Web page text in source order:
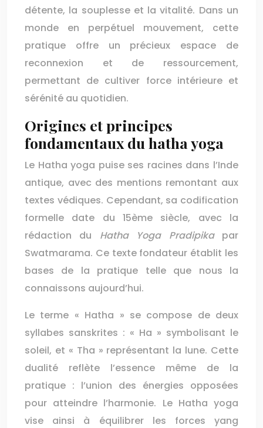
détente, la souplesse et la vitalité. Dans un
monde en perpétuel mouvement, cette
pratique offre un précieux espace de
reconnexion et de ressourcement,
permettant de cultiver force intérieure et
sérénité au quotidien.
Origines et principes
fondamentaux du hatha yoga
Le Hatha yoga puise ses racines dans l’Inde
antique, avec des mentions remontant aux
textes védiques. Cependant, sa codification
formelle date du 15ème siècle, avec la
rédaction du Hatha Yoga Pradipika par
Swatmarama. Ce texte fondateur établit les
bases de la pratique telle que nous la
connaissons aujourd’hui.
Le terme « Hatha » se compose de deux
syllabes sanskrites : « Ha » symbolisant le
soleil, et « Tha » représentant la lune. Cette
dualité reflète l’essence même de la
pratique : l’union des énergies opposées
pour atteindre l’harmonie. Le Hatha yoga
vise ainsi à équilibrer les forces yang